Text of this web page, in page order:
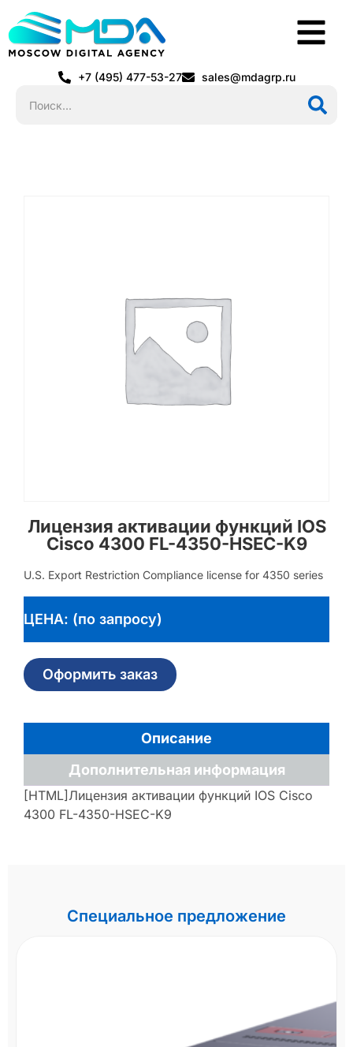
+7 (495) 477-53-27 sales@mdagrp.ru
Лицензия активации функций IOS
Cisco 4300 FL-4350-HSEC-K9
U.S. Export Restriction Compliance license for 4350 series
ЦЕНА: (по запросу)
Оформить заказ
Описание
Дополнительная информация
[HTML]Лицензия активации функций IOS Cisco
4300 FL-4350-HSEC-K9
Специальное предложение